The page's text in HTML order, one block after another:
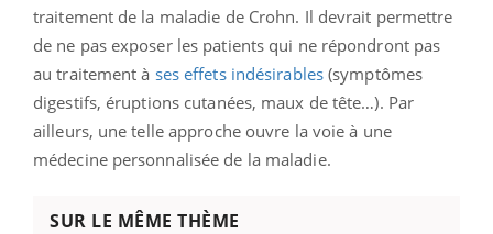
traitement de la maladie de Crohn. Il devrait permettre
de ne pas exposer les patients qui ne répondront pas
au traitement à ses effets indésirables(symptômes
digestifs, éruptions cutanées, maux de tête…). Par
ailleurs, une telle approche ouvre la voie à une
médecine personnalisée de la maladie.
SUR LE MÊME THÈME